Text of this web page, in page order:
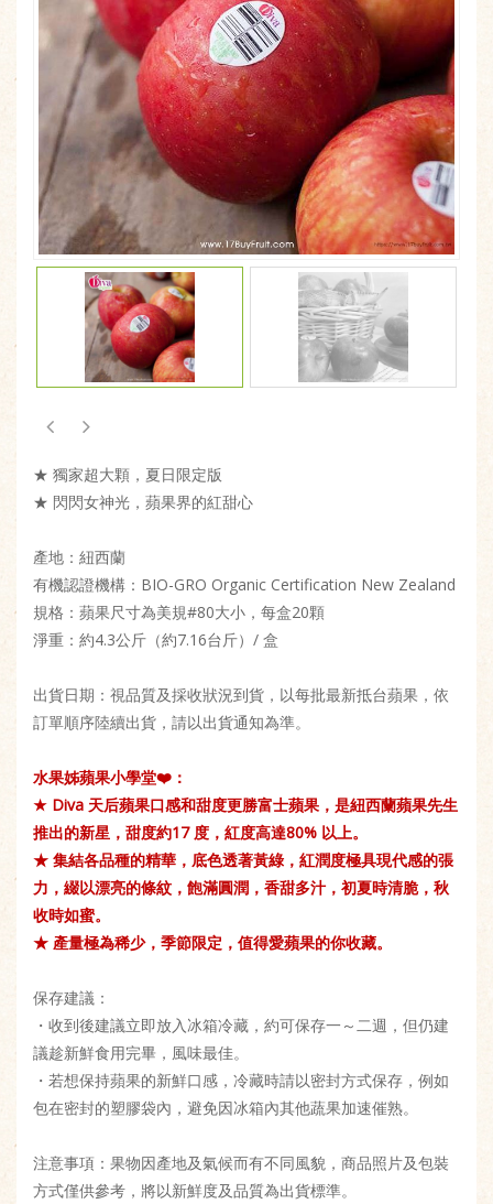
★ 獨家超大顆，夏日限定版
★ 閃閃女神光，蘋果界的紅甜心
產地：紐西蘭
有機認證機構：BIO-GRO Organic Certification New Zealand
規格：蘋果尺寸為美規#80大小，每盒20顆
淨重：約4.3公斤（約7.16台斤）/ 盒
出貨日期：視品質及採收狀況到貨，以每批最新抵台蘋果，依
訂單順序陸續出貨，請以出貨通知為準。
水果姊蘋果小學堂❤️：
★ Diva 天后蘋果口感和甜度更勝富士蘋果，是紐西蘭蘋果先生
推出的新星，甜度約17 度，紅度高達80% 以上。
★ 集結各品種的精華，底色透著黃綠，紅潤度極具現代感的張
力，綴以漂亮的條紋，飽滿圓潤，香甜多汁，初夏時清脆，秋
收時如蜜。
★ 產量極為稀少，季節限定，值得愛蘋果的你收藏。
保存建議：
・收到後建議立即放入冰箱冷藏，約可保存一～二週，但仍建
議趁新鮮食用完畢，風味最佳。
・若想保持蘋果的新鮮口感，冷藏時請以密封方式保存，例如
包在密封的塑膠袋內，避免因冰箱內其他蔬果加速催熟。
注意事項：果物因產地及氣候而有不同風貌，商品照片及包裝
方式僅供參考，將以新鮮度及品質為出貨標準。